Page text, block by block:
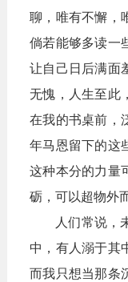
聊，唯有不懈，
倘若能够多读一
让自己日后满面
无愧，人生至此
在我的书桌前，
年马恩留下的这
这种本分的力量
砺，可以超物外
人们常说，
中，有人溺于其
而我只想当那条